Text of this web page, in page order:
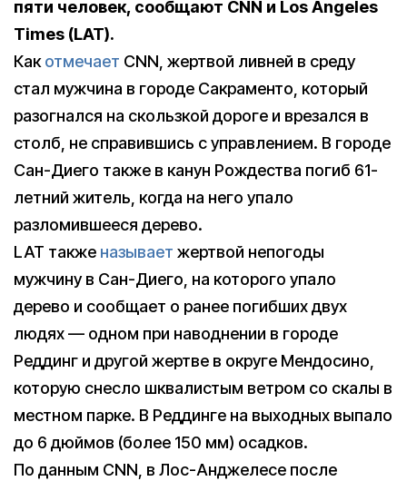
пяти человек, сообщают CNN и Los Angeles
Times (LAT).
Какотмечает CNN, жертвой ливней в среду
стал мужчина в городе Сакраменто, который
разогнался на скользкой дороге и врезался в
столб, не справившись с управлением. В городе
Сан-Диего также в канун Рождества погиб 61-
летний житель, когда на него упало
разломившееся дерево.
LAT также называет жертвой непогоды
мужчину в Сан-Диего, на которого упало
дерево и сообщает о ранее погибших двух
людях — одном при наводнении в городе
Реддинг и другой жертве в округе Мендосино,
которую снесло шквалистым ветром со скалы в
местном парке. В Реддинге на выходных выпало
до 6 дюймов (более 150 мм) осадков.
По данным CNN, в Лос-Анджелесе после